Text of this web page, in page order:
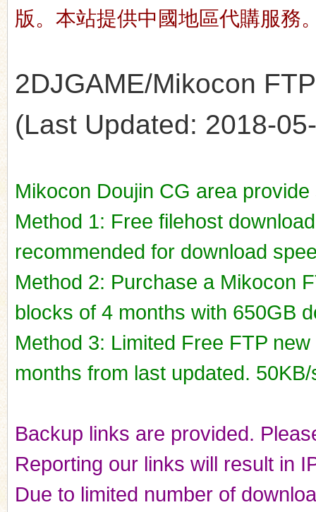
版。本站提供中國地區代購服務
2DJGAME/Mikocon
(Last Updated: 2018-
Mikocon Doujin CG area
Method 1: Free filehost
recommended for download
Method 2: Purchase a Mikocon
blocks of 4 months with 650GB
Method 3: Limited Free FTP
months from last updated.
Backup links are provided.
Reporting our links will result in
Due to limited number of